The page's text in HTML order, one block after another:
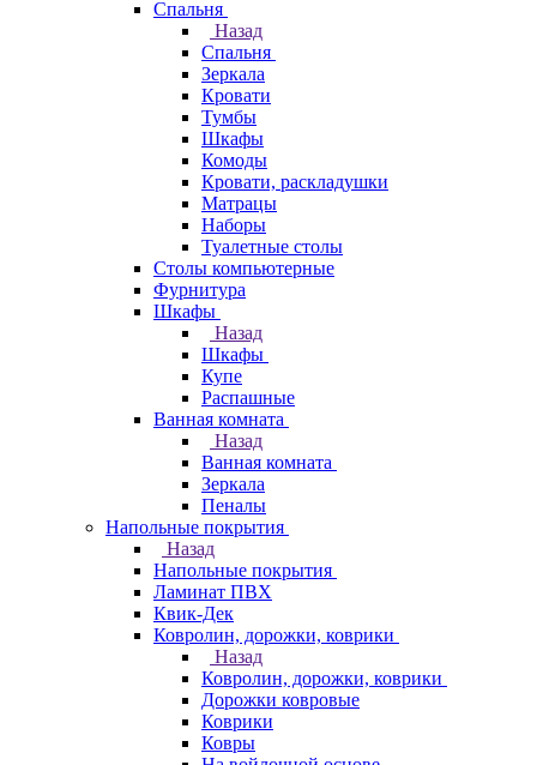
Спальня
Назад
Спальня
Зеркала
Кровати
Тумбы
Шкафы
Комоды
Кровати, раскладушки
Матрацы
Наборы
Туалетные столы
Столы компьютерные
Фурнитура
Шкафы
Назад
Шкафы
Купе
Распашные
Ванная комната
Назад
Ванная комната
Зеркала
Пеналы
Напольные покрытия
Назад
Напольные покрытия
Ламинат ПВХ
Квик-Дек
Ковролин, дорожки, коврики
Назад
Ковролин, дорожки, коврики
Дорожки ковровые
Коврики
Ковры